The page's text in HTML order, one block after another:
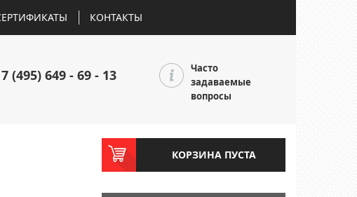
КОНТАКТЫ
(495) 649 - 69 - 13
Часто
задаваемые
вопросы
КОРЗИНА ПУСТА